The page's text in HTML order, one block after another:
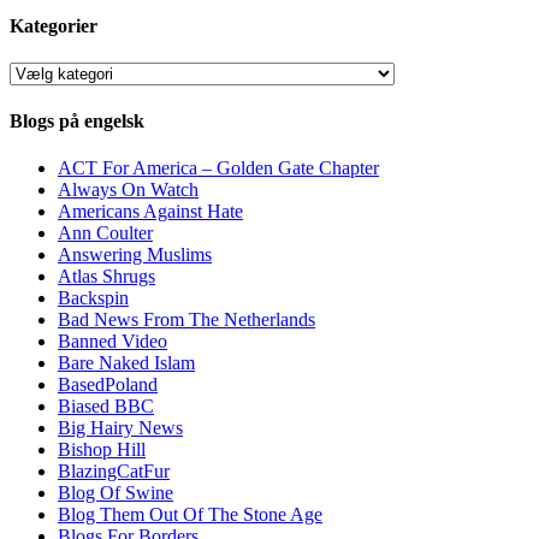
Kategorier
Kategorier
Blogs på engelsk
ACT For America – Golden Gate Chapter
Always On Watch
Americans Against Hate
Ann Coulter
Answering Muslims
Atlas Shrugs
Backspin
Bad News From The Netherlands
Banned Video
Bare Naked Islam
BasedPoland
Biased BBC
Big Hairy News
Bishop Hill
BlazingCatFur
Blog Of Swine
Blog Them Out Of The Stone Age